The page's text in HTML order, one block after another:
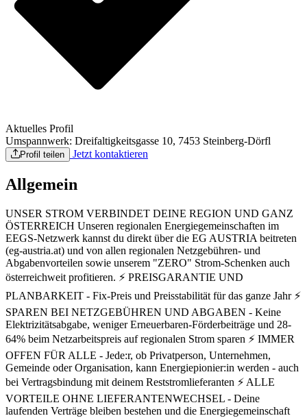
Aktuelles Profil
Umspannwerk: Dreifaltigkeitsgasse 10, 7453 Steinberg-Dörfl
Profil teilen Jetzt kontaktieren
Allgemein
UNSER STROM VERBINDET DEINE REGION UND GANZ
ÖSTERREICH Unseren regionalen Energiegemeinschaften im
EEGS-Netzwerk kannst du direkt über die EG AUSTRIA beitreten
(eg-austria.at) und von allen regionalen Netzgebühren- und
Abgabenvorteilen sowie unserem "ZERO" Strom-Schenken auch
österreichweit profitieren. ⚡ PREISGARANTIE UND
PLANBARKEIT - Fix-Preis und Preisstabilität für das ganze Jahr ⚡
SPAREN BEI NETZGEBÜHREN UND ABGABEN - Keine
Elektrizitätsabgabe, weniger Erneuerbaren-Förderbeiträge und 28-
64% beim Netzarbeitspreis auf regionalen Strom sparen ⚡ IMMER
OFFEN FÜR ALLE - Jede:r, ob Privatperson, Unternehmen,
Gemeinde oder Organisation, kann Energiepionier:in werden - auch
bei Vertragsbindung mit deinem Reststromlieferanten ⚡ ALLE
VORTEILE OHNE LIEFERANTENWECHSEL - Deine
laufenden Verträge bleiben bestehen und die Energiegemeinschaft